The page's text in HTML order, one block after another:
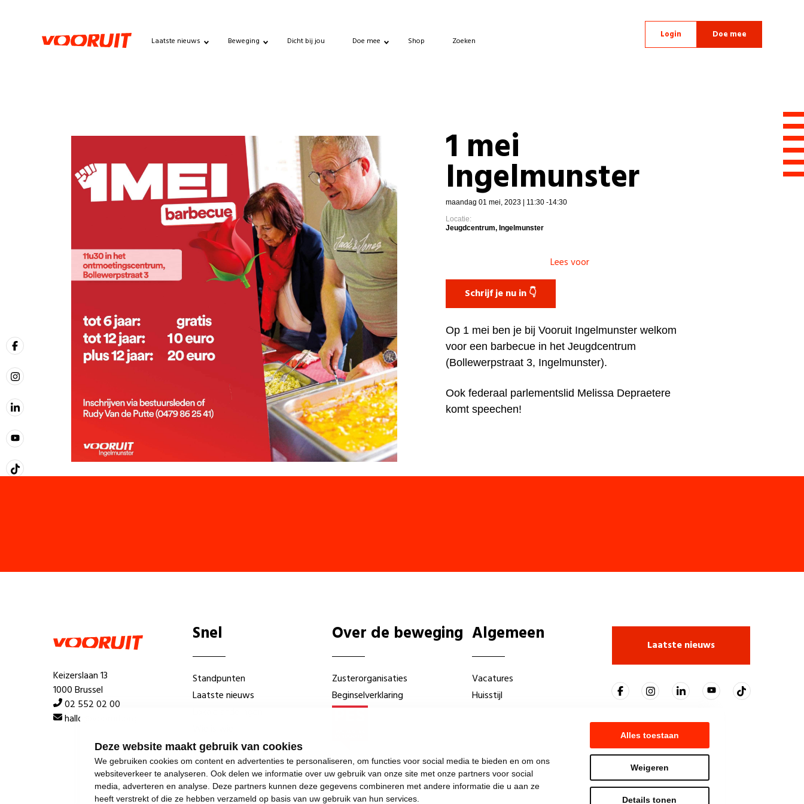
Deze website maakt gebruik van cookies
We gebruiken cookies om content en advertenties te personaliseren, om functies voor social media te bieden en om ons
websiteverkeer te analyseren. Ook delen we informatie over uw gebruik van onze site met onze partners voor social
media, adverteren en analyse. Deze partners kunnen deze gegevens combineren met andere informatie die u aan ze
heeft verstrekt of die ze hebben verzameld op basis van uw gebruik van hun services.
Alles toestaan
Weigeren
Details tonen
Laatste nieuws Beweging Dicht bij jou Doe mee Shop Zoeken
Login Doe mee
1 mei
Ingelmunster
maandag 01 mei, 2023 | 11:30 -14:30
Locatie:
Jeugdcentrum, Ingelmunster
Lees voor
Schrijf je nu in 👇
Op 1 mei ben je bij Vooruit Ingelmunster welkom
voor een barbecue in het Jeugdcentrum
(Bollewerpstraat 3, Ingelmunster).
Ook federaal parlementslid Melissa Depraetere
komt speechen!
Keizerslaan 13
1000 Brussel
02 552 02 00
hallo@vooruit.org
Snel
Standpunten
Laatste nieuws
Over de beweging
Zusterorganisaties
Beginselverklaring
Algemeen
Vacatures
Huisstijl
Laatste nieuws